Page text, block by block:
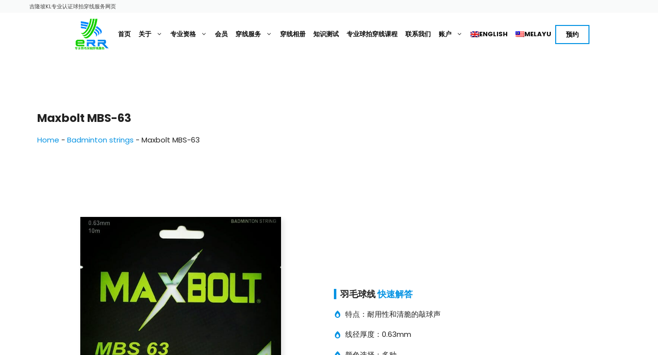
吉隆坡KL专业认证球拍穿线服务网页
首页 关于 专业资格 会员 穿线服务 穿线相册 知识测试 专业球拍穿线课程 联系我们 账户 ENGLISH MELAYU 预约
Maxbolt MBS-63
Home - Badminton strings - Maxbolt MBS-63
羽毛球线快速解答
特点：耐用性和清脆的敲球声
线径厚度：0.63mm